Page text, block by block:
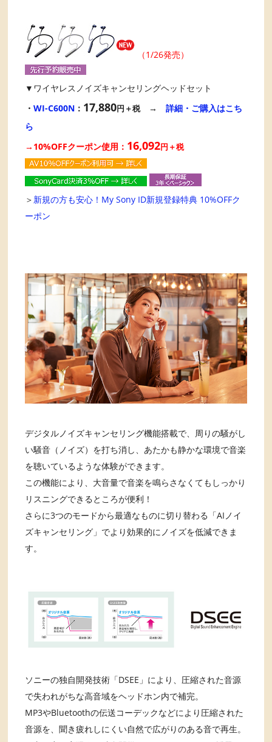
（1/26発売）
▼ワイヤレスノイズキャンセリングヘッドセット
・WI-C600N ： 17,880円＋税→詳細・ご購入はこち
ら
→10%OFFクーポン使用： 16,092円＋税
＞ 新規の方も安心！My Sony ID新規登録特典 10%OFFク
ーポン
デジタルノイズキャンセリング機能搭載で、周りの騒がし
い騒音（ノイズ）を打ち消し、あたかも静かな環境で音楽
を聴いているような体験ができます。
この機能により、大音量で音楽を鳴らさなくてもしっかり
リスニングできるところが便利！
さらに3つのモードから最適なものに切り替わる「AIノイ
ズキャンセリング」でより効果的にノイズを低減できま
す。
ソニーの独自開発技術「DSEE」により、圧縮された音源
で失われがちな高音域をヘッドホン内で補完。
MP3やBluetoothの伝送コーデックなどにより圧縮された
音源を、聞き疲れしにくい自然で広がりのある音で再生。